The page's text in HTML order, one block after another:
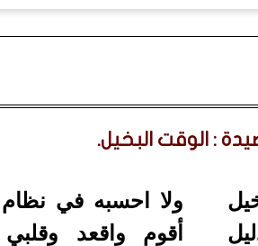
: الوقت البخيل.
ولا احسبه في
أقوم واقعد